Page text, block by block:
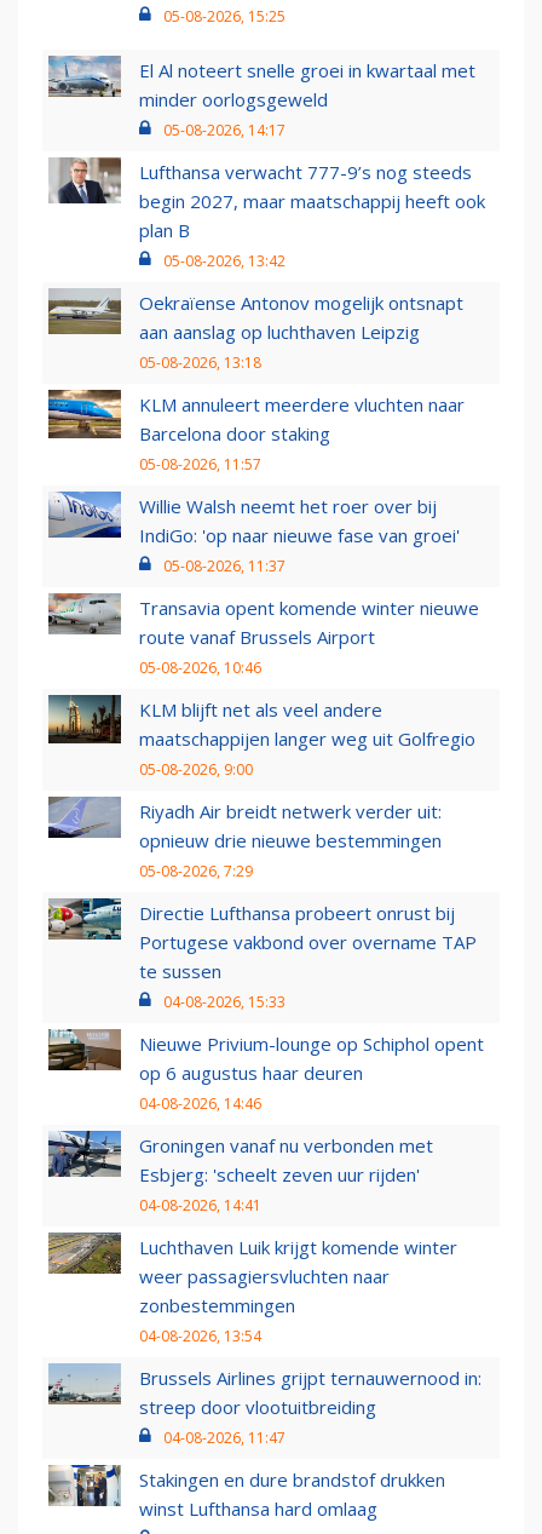
05-08-2026, 15:25
El Al noteert snelle groei in kwartaal met
minder oorlogsgeweld
05-08-2026, 14:17
Lufthansa verwacht 777-9’s nog steeds
begin 2027, maar maatschappij heeft ook
plan B
05-08-2026, 13:42
Oekraïense Antonov mogelijk ontsnapt
aan aanslag op luchthaven Leipzig
05-08-2026, 13:18
KLM annuleert meerdere vluchten naar
Barcelona door staking
05-08-2026, 11:57
Willie Walsh neemt het roer over bij
IndiGo: 'op naar nieuwe fase van groei'
05-08-2026, 11:37
Transavia opent komende winter nieuwe
route vanaf Brussels Airport
05-08-2026, 10:46
KLM blijft net als veel andere
maatschappijen langer weg uit Golfregio
05-08-2026, 9:00
Riyadh Air breidt netwerk verder uit:
opnieuw drie nieuwe bestemmingen
05-08-2026, 7:29
Directie Lufthansa probeert onrust bij
Portugese vakbond over overname TAP
te sussen
04-08-2026, 15:33
Nieuwe Privium-lounge op Schiphol opent
op 6 augustus haar deuren
04-08-2026, 14:46
Groningen vanaf nu verbonden met
Esbjerg: 'scheelt zeven uur rijden'
04-08-2026, 14:41
Luchthaven Luik krijgt komende winter
weer passagiersvluchten naar
zonbestemmingen
04-08-2026, 13:54
Brussels Airlines grijpt ternauwernood in:
streep door vlootuitbreiding
04-08-2026, 11:47
Stakingen en dure brandstof drukken
winst Lufthansa hard omlaag